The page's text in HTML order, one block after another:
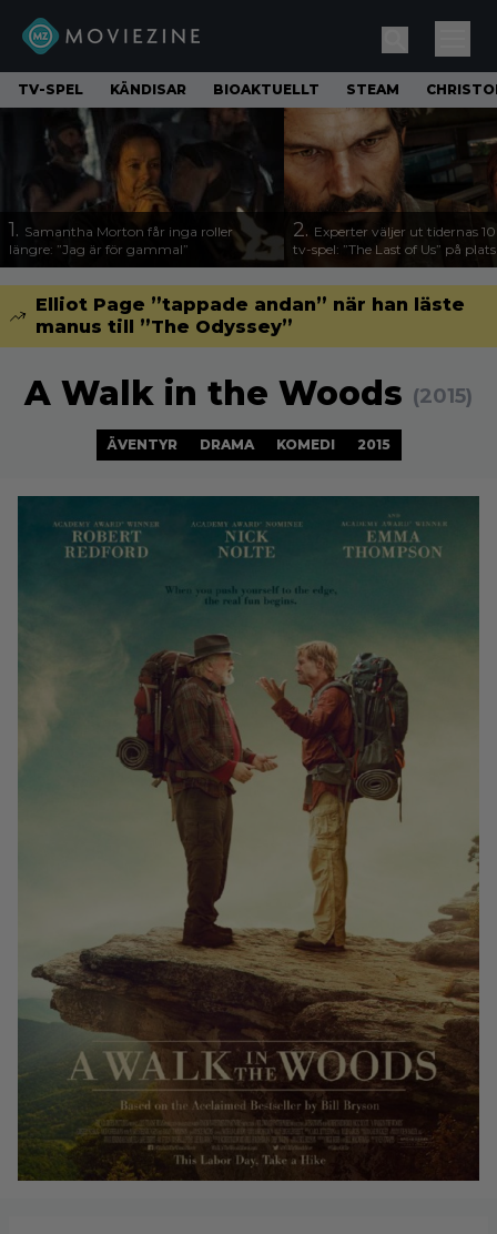
TV-SPEL KÄNDISAR BIOAKTUELLT STEAM
1. Samantha Morton får inga roller
längre: ”Jag är för gammal”
2. Experter väljer ut tidernas
tv-spel: ”The Last of Us” på
Elliot Page ”tappade andan” när han läste
manus till ”The Odyssey”
A Walk in the Woods (2015)
ÄVENTYR DRAMA KOMEDI 2015